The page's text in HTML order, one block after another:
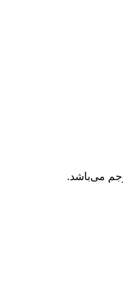
می‌باشد.